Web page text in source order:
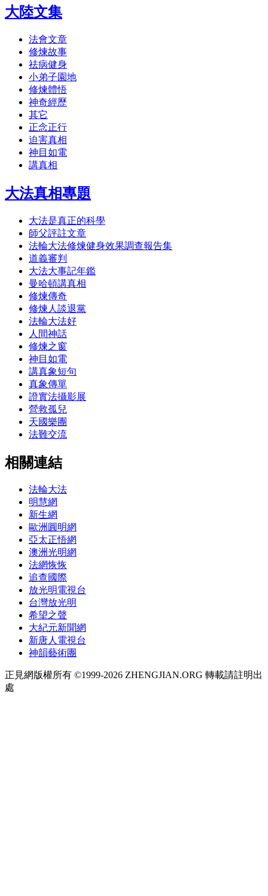
大陸文集
法會文章
修煉故事
祛病健身
小弟子園地
修煉體悟
神奇經歷
其它
正念正行
迫害真相
神目如電
講真相
大法真相專題
大法是真正的科學
師父評註文章
法輪大法修煉健身效果調查報告集
道義審判
大法大事記年鑑
曼哈頓講真相
修煉傳奇
修煉人談退黨
法輪大法好
人間神話
修煉之窗
神目如電
講真象短句
真象傳單
證實法攝影展
營救孤兒
天國樂團
法難交流
相關連結
法輪大法
明慧網
新生網
歐洲圓明網
亞太正悟網
澳洲光明網
法網恢恢
追查國際
放光明電視台
台灣放光明
希望之聲
大紀元新聞網
新唐人電視台
神韻藝術團
正見網版權所有 ©1999-2026 ZHENGJIAN.ORG 轉載請註明出
處